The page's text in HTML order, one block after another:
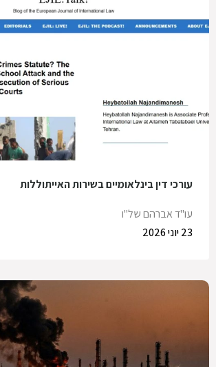
עורכי דין בינלאומיים בשירות האייתוללות
עו"ד אברהם של"ו
23 יוני 2026